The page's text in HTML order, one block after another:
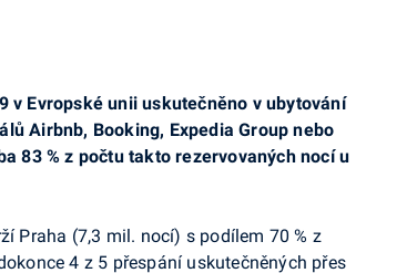
v Evropské unii uskutečněno v ubytování
Airbnb, Booking, Expedia Group nebo
83 % z počtu takto rezervovaných nocí u
Praha (7,3 mil. nocí) s podílem 70 % z
4 z 5 přespání uskutečněných přes